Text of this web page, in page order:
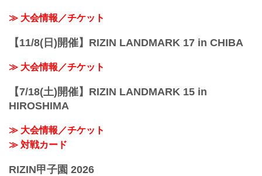
≫ 大会情報／チケット
【11/8(日)開催】RIZIN LANDMARK 17 in CHIBA
≫ 大会情報／チケット
【7/18(土)開催】RIZIN LANDMARK 15 in
HIROSHIMA
≫ 大会情報／チケット
≫ 対戦カード
RIZIN甲子園 2026